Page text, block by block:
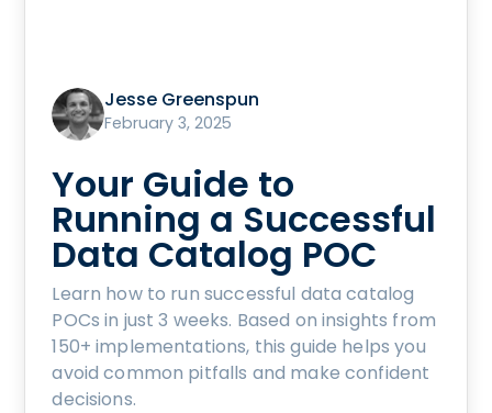
Jesse Greenspun
February 3, 2025
Your Guide to
Running a Successful
Data Catalog POC
Learn how to run successful data catalog
POCs in just 3 weeks. Based on insights from
150+ implementations, this guide helps you
avoid common pitfalls and make confident
decisions.